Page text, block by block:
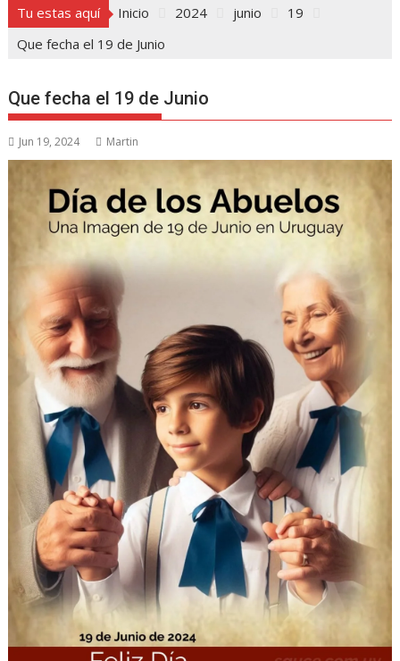
Tu estas aquí Inicio 2024 junio
19
Que fecha el 19 de Junio
Que fecha el 19 de Junio
Jun 19, 2024 Martin